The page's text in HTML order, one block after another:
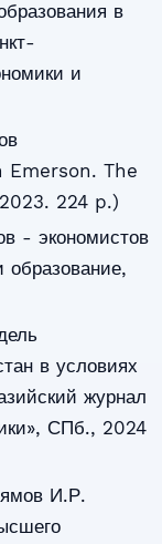
в
и
Emerson. The
224 p.)
- экономистов
образование,
в условиях
журнал
СПб., 2024
И.Р.